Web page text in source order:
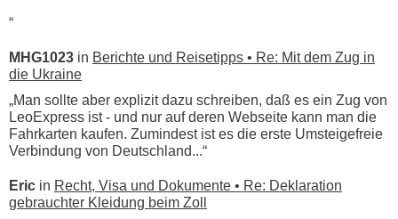
“
MHG1023 in Berichte und Reisetipps • Re: Mit dem Zug in
die Ukraine
„Man sollte aber explizit dazu schreiben, daß es ein Zug von
LeoExpress ist - und nur auf deren Webseite kann man die
Fahrkarten kaufen. Zumindest ist es die erste Umsteigefreie
Verbindung von Deutschland...“
Eric in Recht, Visa und Dokumente • Re: Deklaration
gebrauchter Kleidung beim Zoll